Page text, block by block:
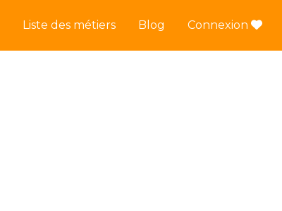
Liste des métiers Blog Connexion